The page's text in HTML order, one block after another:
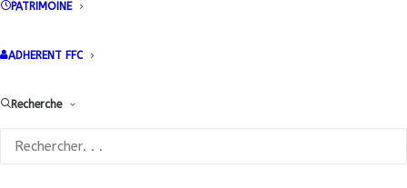
PATRIMOINE
ADHERENT FFC
Recherche
Les 30 membres se réunissent désormais deux fois
d’ajuster leurs actions en temps réel. La première